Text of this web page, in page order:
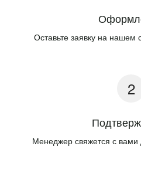
Оставьте заявку на нашем
Менеджер свяжется с вами